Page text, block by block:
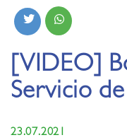
[VIDEO]
Servicio
23.07.2021